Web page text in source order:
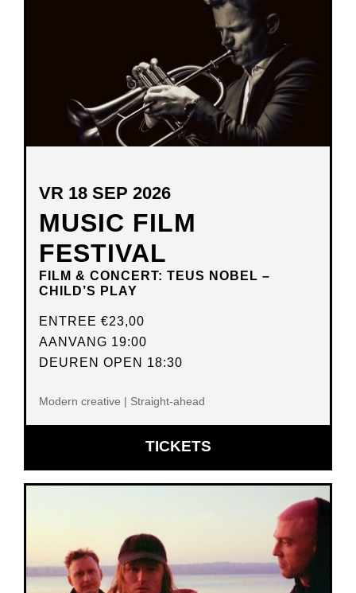
VENSTER
MUSIC FILM
FESTIVAL
FILM & CONCERT: TEUS NOBEL –
CHILD’S PLAY
VR 18 SEP 2026
ENTREE €23,00
AANVANG 19:00
DEUREN OPEN 18:30
Modern creative | Straight-ahead
TICKETSOPENT
IN
VENSTER